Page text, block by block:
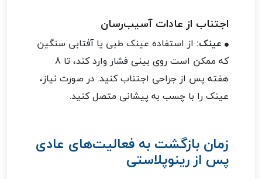
اجتناب از عادات آسیب‌رسان
عینک: از استفاده عینک طبی یا آفتابی سنگین
که ممکن است روی بینی فشار وارد کند، تا 8
هفته پس از جراحی اجتناب کنید. در صورت نیاز،
عینک را با چسب به پیشانی متصل کنید.
زمان بازگشت به فعالیت‌های عادی
پس از رینوپلاستی